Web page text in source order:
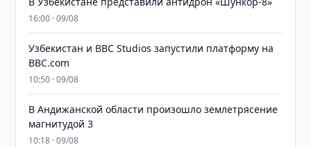
16:00 · 09/08
Узбекистан и BBC Studios запустили платформу на
BBC.com
10:50 · 09/08
В Андижанской области произошло землетрясение
магнитудой 3
10:18 · 09/08